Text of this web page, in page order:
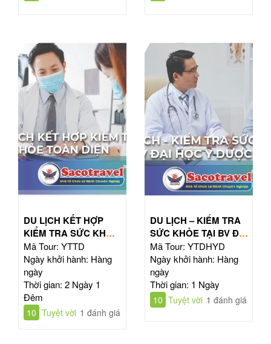
DU LỊCH KẾT HỢP
KIỂM TRA SỨC KHỎE
TOÀN DIỆN
Mã Tour: YTTD
Ngày khởi hành: Hàng
ngày
Thời gian: 2 Ngày 1
Đêm
10 Tuyệt vời 1 đánh giá
DU LỊCH – KIỂM TRA
SỨC KHỎE TẠI BV ĐẠI
HỌC Y DƯỢC TPHCM
Mã Tour: YTDHYD
Ngày khởi hành: Hàng
ngày
Thời gian: 1 Ngày
10 Tuyệt vời 1 đánh giá